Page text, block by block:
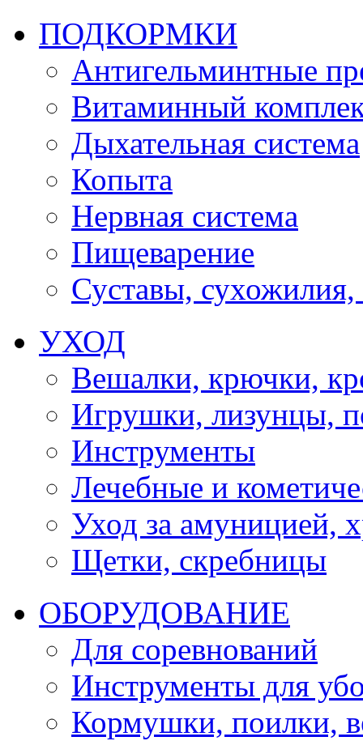
ПОДКОРМКИ
Антигельминтные
Витаминный
Дыхательная система
Копыта
Нервная система
Пищеварение
Суставы, сухожилия,
УХОД
Вешалки, крючки,
Игрушки, лизунцы,
Инструменты
Лечебные и
Уход за амуницией,
Щетки, скребницы
ОБОРУДОВАНИЕ
Для соревнований
Инструменты для
Кормушки, поилки,